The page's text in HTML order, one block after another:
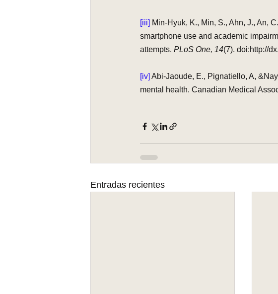
[iii] Min-Hyuk, K., Min, S., Ahn, J., An,
smartphone use and academic
attempts. PLoS One, 14(7). doi:http://
[iv] Abi-Jaoude, E., Pignatiello, A,
mental health. Canadian Medical
Entradas recientes